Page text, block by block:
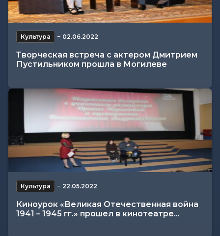
Культура − 02.06.2022
Творческая встреча с актером Дмитрием
Пустильником прошла в Могилеве
Культура − 22.05.2022
Киноурок «Великая Отечественная война
1941 – 1945 гг.» прошел в кинотеатре...